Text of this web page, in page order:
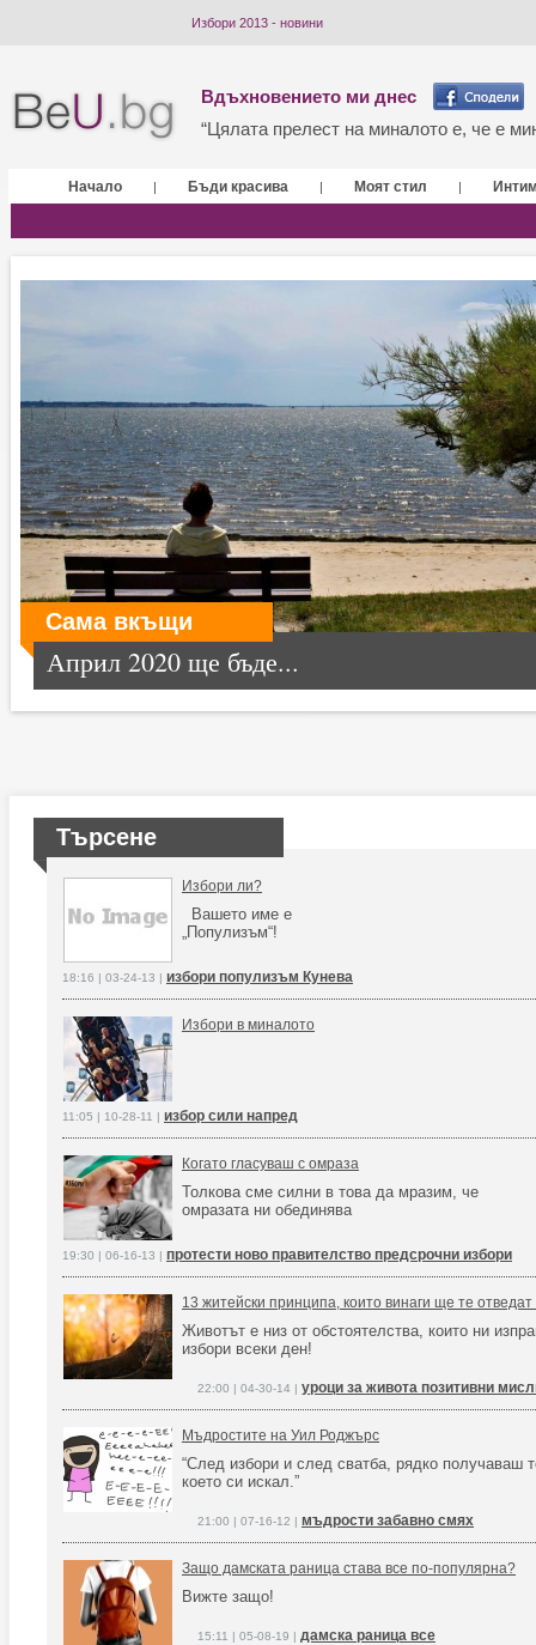
Избори 2013 - новини
Вдъхновението ми днес
“Цялата прелест на миналото е, че е
Начало | Бъди красива | Моят стил |
Сама вкъщи
Април 2020 ще бъде...
Търсене
Избори ли?
Вашето име е
„Популизъм“!
18:16 | 03-24-13 | избори популизъм Кунева
Избори в миналото
11:05 | 10-28-11 | избор сили напред
Когато гласуваш с омраза
Толкова сме силни в това да мразим, че
омразата ни обединява
19:30 | 06-16-13 | протести ново правителство предсрочни избори
13 житейски принципа, които винаги ще те
Животът е низ от обстоятелства, които ни
избори всеки ден!
22:00 | 04-30-14 | уроци за живота позитивни
Мъдростите на Уил Роджърс
“След избори и след сватба, рядко получаваш
което си искал.”
21:00 | 07-16-12 | мъдрости забавно смях
Защо дамската раница става все по-популярна?
Вижте защо!
15:11 | 05-08-19 | дамска раница все